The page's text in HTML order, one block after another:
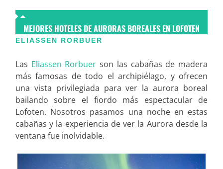
MEJORES HOTELES DE AURORAS BOREALES EN LOFOTEN
ELIASSEN RORBUER
Las Eliassen Rorbuer son las cabañas de madera
más famosas de todo el archipiélago, y ofrecen
una vista privilegiada para ver la aurora boreal
bailando sobre el fiordo más espectacular de
Lofoten. Nosotros pasamos una noche en estas
cabañas y la experiencia de ver la Aurora desde la
ventana fue inolvidable.